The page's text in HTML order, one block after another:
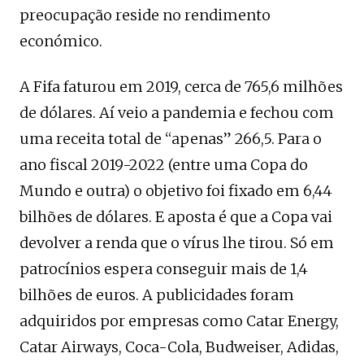
preocupação reside no rendimento
económico.
A Fifa faturou em 2019, cerca de 765,6 milhões
de dólares. Aí veio a pandemia e fechou com
uma receita total de “apenas” 266,5. Para o
ano fiscal 2019-2022 (entre uma Copa do
Mundo e outra) o objetivo foi fixado em 6,44
bilhões de dólares. E aposta é que a Copa vai
devolver a renda que o vírus lhe tirou. Só em
patrocínios espera conseguir mais de 1,4
bilhões de euros. A publicidades foram
adquiridos por empresas como Catar Energy,
Catar Airways, Coca-Cola, Budweiser, Adidas,